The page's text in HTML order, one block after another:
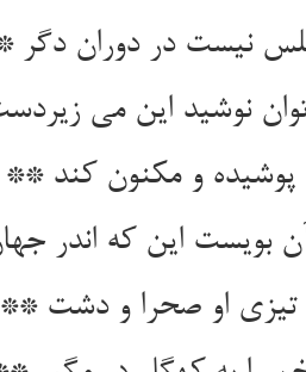
نیست در دوران دگر
نوشید این می
پوشیده و مکنون
بویست این که اندر
تیزی او صحرا و